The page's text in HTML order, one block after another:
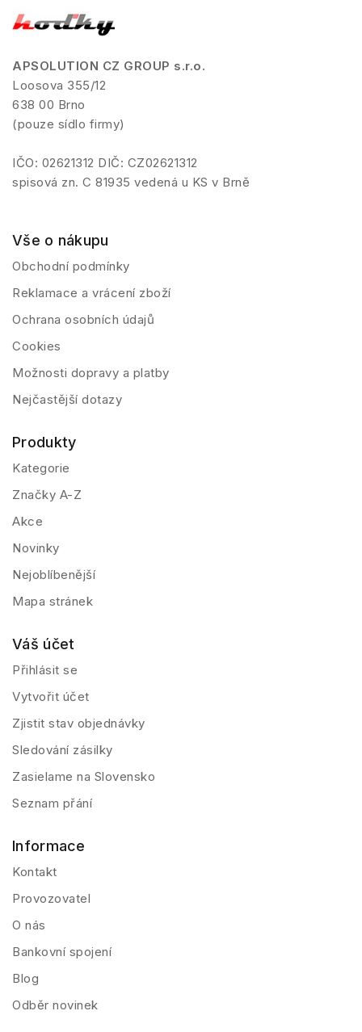
APSOLUTION CZ GROUP s.r.o.
Loosova 355/12
638 00 Brno
(pouze sídlo firmy)
IČO: 02621312 DIČ: CZ02621312
spisová zn. C 81935 vedená u KS v Brně
Vše o nákupu
Obchodní podmínky
Reklamace a vrácení zboží
Ochrana osobních údajů
Cookies
Možnosti dopravy a platby
Nejčastější dotazy
Produkty
Kategorie
Značky A-Z
Akce
Novinky
Nejoblíbenější
Mapa stránek
Váš účet
Přihlásit se
Vytvořit účet
Zjistit stav objednávky
Sledování zásilky
Zasielame na Slovensko
Seznam přání
Informace
Kontakt
Provozovatel
O nás
Bankovní spojení
Blog
Odběr novinek